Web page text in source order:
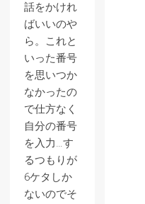
話をかけれ
ばいいのや
ら。これと
いった番号
を思いつか
なかったの
で仕方なく
自分の番号
を入力…す
るつもりが
6ケタしか
ないのでそ